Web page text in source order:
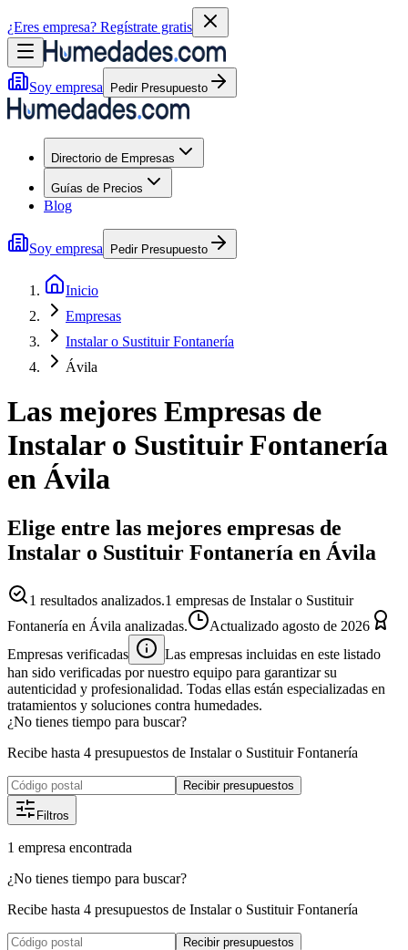
¿Eres empresa? Regístrate gratis
Soy empresa Pedir Presupuesto
Directorio de Empresas
Guías de Precios
Blog
Soy empresa Pedir Presupuesto
Inicio
Empresas
Instalar o Sustituir Fontanería
Ávila
Las mejores Empresas de
Instalar o Sustituir Fontanería
en Ávila
Elige entre las mejores empresas de
Instalar o Sustituir Fontanería en Ávila
1 resultados analizados.1 empresas de Instalar o Sustituir
Fontanería en Ávila analizadas.
Actualizado agosto de 2026
Empresas verificadas
Las empresas incluidas en este listado
han sido verificadas por nuestro equipo para garantizar su
autenticidad y profesionalidad. Todas ellas están especializadas en
tratamientos y soluciones contra humedades.
¿No tienes tiempo para buscar?
Recibe hasta 4 presupuestos de Instalar o Sustituir Fontanería
Recibir presupuestos
Filtros
1 empresa encontrada
¿No tienes tiempo para buscar?
Recibe hasta 4 presupuestos de Instalar o Sustituir Fontanería
Recibir presupuestos